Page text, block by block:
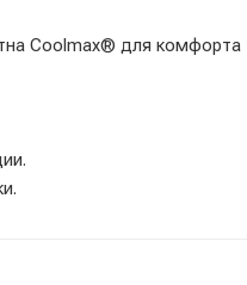
Coolmax® для комфорта